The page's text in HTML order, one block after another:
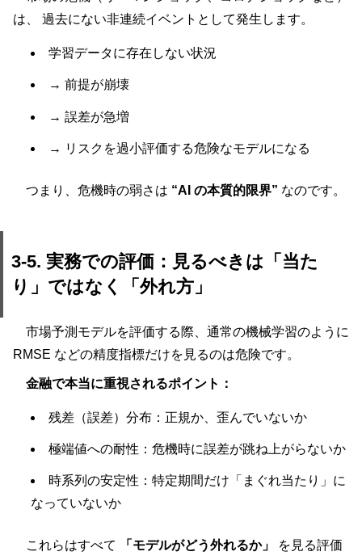
は、 過去にない非連続イベントとして発生します。
学習データに存在しない状況
→ 前提が崩壊
→ 誤差が急増
→ リスクを過小評価する危険なモデルになる
つまり、危機時の弱さは “AI の本質的限界” なのです。
3-5. 実務での評価：見るべきは「当た
り」ではなく「外れ方」
市場予測モデルを評価する際、通常の機械学習のように
RMSE などの精度指標だけを見るのは危険です。
金融で本当に重視されるポイント：
残差（誤差）分布：正規か、歪んでいないか
極端値への耐性：危機時に誤差が跳ね上がらないか
時系列の安定性：特定期間だけ「まぐれ当たり」に
なっていないか
これらはすべて 「モデルがどう外れるか」
を見る評価